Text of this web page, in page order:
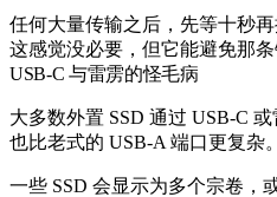
任何大量传输之后，先等十秒
这感觉没必要，但它能避免那条
USB-C 与雷雳的怪毛病
大多数外置 SSD 通过 USB-C
也比老式的 USB-A 端口更复杂。
一些 SSD 会显示为多个宗卷，